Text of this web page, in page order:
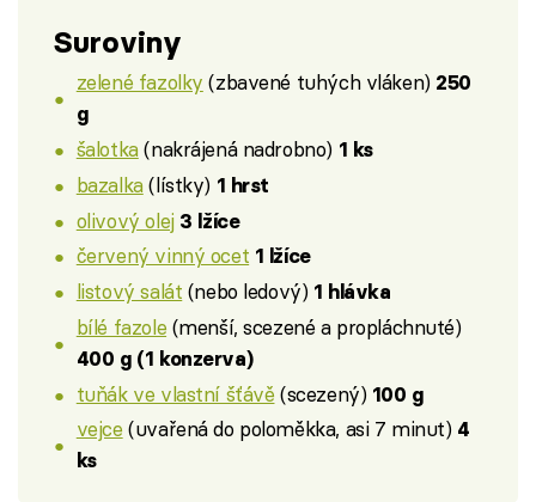
Suroviny
zelené fazolky (zbavené tuhých vláken) 250
g
šalotka(nakrájená nadrobno) 1 ks
bazalka(lístky) 1 hrst
olivový olej 3 lžíce
červený vinný ocet 1 lžíce
listový salát (nebo ledový) 1 hlávka
bílé fazole (menší, scezené a propláchnuté)
400 g (1 konzerva)
tuňák ve vlastní šťávě (scezený) 100 g
vejce (uvařená do poloměkka, asi 7 minut) 4
ks